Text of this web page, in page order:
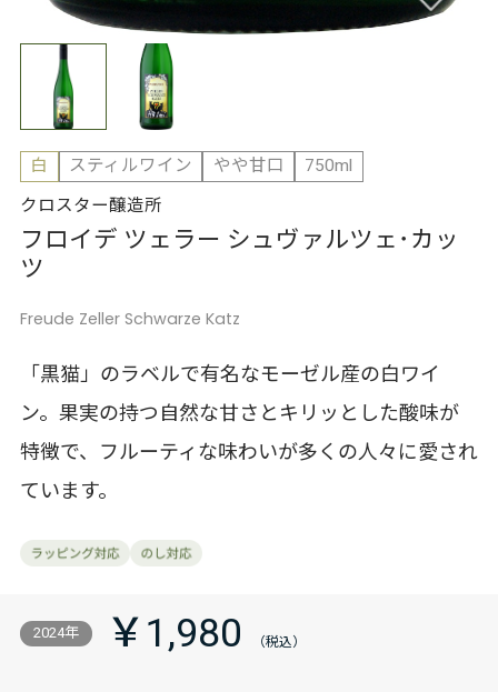
白 スティルワイン やや甘口
750ml
クロスター醸造所
フロイデ ツェラー シュヴァルツェ･カッ
ツ
Freude Zeller Schwarze Katz
「黒猫」のラベルで有名なモーゼル産の白ワイ
ン。果実の持つ自然な甘さとキリッとした酸味が
特徴で、フルーティな味わいが多くの人々に愛され
ています。
2024年 ￥1,980